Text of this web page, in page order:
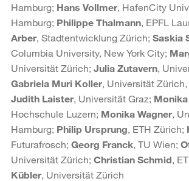
Hamburg; Hans Vollmer, HafenCity
Hamburg; Philippe Thalmann , EPFL
Arber, Stadtentwicklung Zürich; Saskia
Columbia University, New York City;
Universität Zürich; Julia Zutavern ,
Gabriela Muri Koller, Universität
Judith Laister, Universität Graz;
Hochschule Luzern; Monika Wagner,
Hamburg; Philip Ursprung , ETH Zürich;
Futurafrosch; Georg Franck , TU Wien;
Universität Zürich; Christian Schmid ,
Kübler, Universität Zürich